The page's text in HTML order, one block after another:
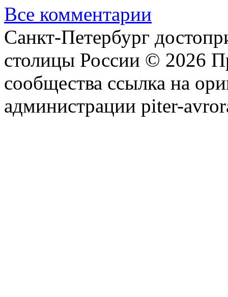
Все комментарии
Санкт-Петербург
столицы России © 2026
сообщества ссылка на
администрации piter-